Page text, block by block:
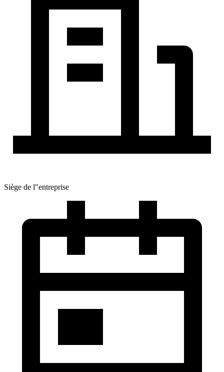
Siège de l"entreprise